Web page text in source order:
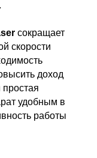
сокращает
скорости
доход
удобным в
работы